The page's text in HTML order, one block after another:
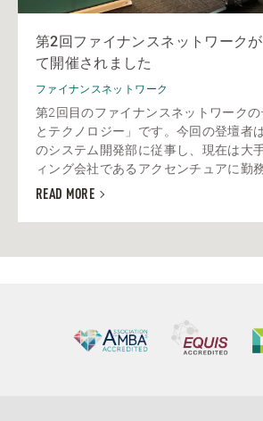
第2回ファイナンスネットワーク
て開催されました
ファイナンスネットワーク
第2回目のファイナンスネットワーク
とテクノロジー」です。今回の登壇者
のシステム開発部に従事し、現在は大
ィング会社であるアクセンチュアに勤
READ MORE